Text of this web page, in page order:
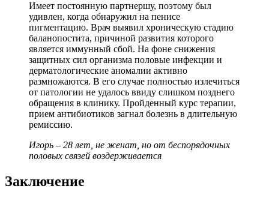
Имеет постоянную партнершу, поэтому был
удивлен, когда обнаружил на пенисе
пигментацию. Врач выявил хроническую стадию
баланопостита, причиной развития которого
является иммунный сбой. На фоне снижения
защитных сил организма половые инфекции и
дерматологические аномалии активно
размножаются. В его случае полностью излечиться
от патологии не удалось ввиду слишком позднего
обращения в клинику. Пройденный курс терапии,
прием антибиотиков загнал болезнь в длительную
ремиссию.
Игорь – 28 лет, не женат, но от беспорядочных
половых связей воздерживается
Заключение